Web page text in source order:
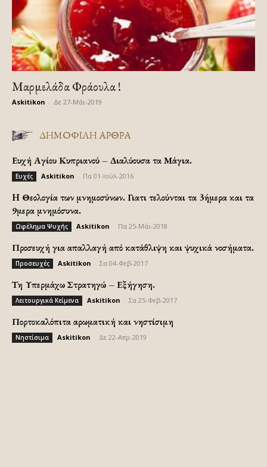
Μαρμελάδα Φράουλα !
Askitikon Δε 27-Μάι-2019
ΔΗΜΟΦΙΛΗ ΑΡΘΡΑ
Ευχή Αγίου Κυπριανού – Διαλύουσα τα Μάγια.
Ευχές Askitikon Πα 01-Ιούλ-2016
H Θεολογία των μνημοσύνων. Γιατι τελούνται τα 3ήμερα και τα
9μερα μνημόσυνα.
Ωφέλημα Ψυχής Askitikon Πα 25-Μάι-2018
Προσευχή για απαλλαγή από κατάθλιψη και ψυχικά νοσήματα.
Προσευχές Askitikon Σα 04-Φεβ-2017
Τη Υπερμάχω Στρατηγώ – Εξήγηση.
Λειτουργικά Κείμενα Askitikon Σα 25-Φεβ-2017
Πορτοκαλόπιτα αρωματική και νηστίσιμη
Νηστίσιμα Askitikon Δε 22-Απρ-2019